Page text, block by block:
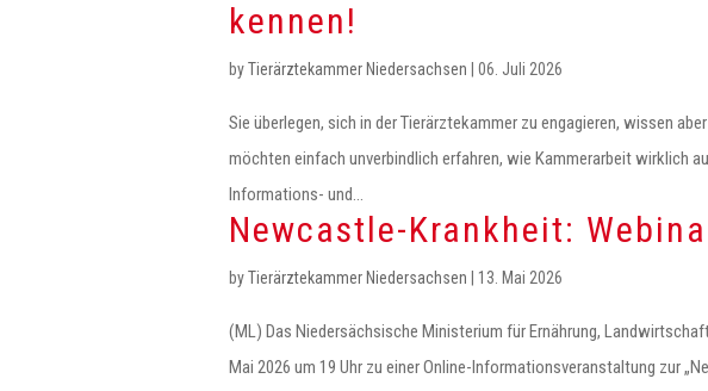
kennen!
byTierärztekammer Niedersachsen 06. Juli 2026
Sie überlegen, sich in der Tierärztekammer zu engagieren, wissen
möchten einfach unverbindlich erfahren, wie Kammerarbeit wirklich
Informations- und...
Newcastle-Krankheit:
byTierärztekammer Niedersachsen 13. Mai 2026
(ML) Das Niedersächsische Ministerium für Ernährung,
Mai 2026 um 19 Uhr zu einer Online-Informationsveranstaltung zur